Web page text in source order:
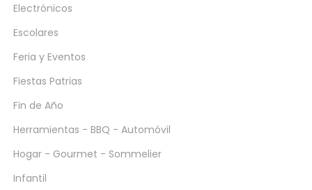
Electrónicos
Escolares
Feria y Eventos
Fiestas Patrias
Fin de Año
Herramientas - BBQ - Automóvil
Hogar - Gourmet - Sommelier
Infantil